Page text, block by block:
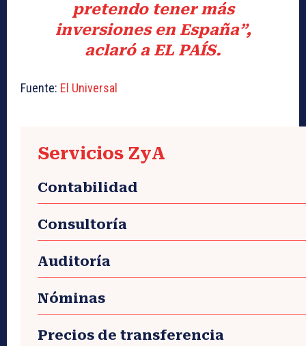
pretendo tener más
inversiones en España”,
aclaró aEL PAÍS.
Fuente: El Universal
Servicios ZyA
Contabilidad
Consultoría
Auditoría
Nóminas
Precios de transferencia